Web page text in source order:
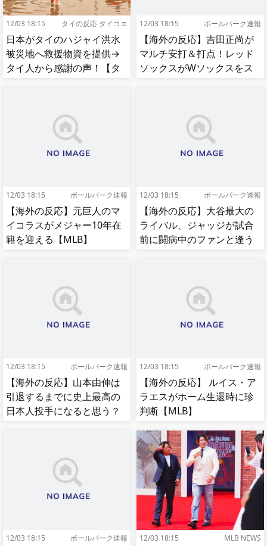
12/03 18:15 タイの反応 タイコエ
日本がタイのハジャイ洪水
被災地へ救援物資を提供→
タイ人から感謝の声！【タ
12/03 18:15 ボールパーク速報
【海外の反応】吉田正尚が
マルチ安打＆打点！レッド
ソックスがWソックスをス
12/03 18:15 ボールパーク速報
【海外の反応】元巨人のマ
イコラスがメジャー10年在
籍を迎える【MLB】
12/03 18:15 ボールパーク速報
【海外の反応】大谷最大の
ライバル、ジャッジが試合
前に闘病中のファンと逢う
12/03 18:15 ボールパーク速報
【海外の反応】山本由伸は
引退するまでに史上最高の
日本人投手になると思う？
12/03 18:15 ボールパーク速報
【海外の反応】 ルイス・ア
ラエスがホーム生還時に珍
判断【MLB】
12/03 18:15 ボールパーク速報 12/03 18:15 MLB NEWS